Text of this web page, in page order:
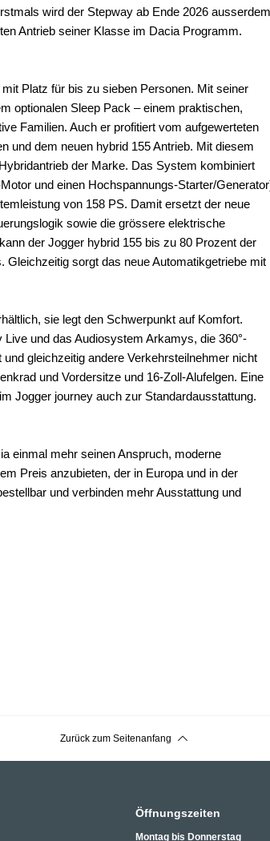
wird der Stepway ab Ende 2026 ausserdem
Antrieb seiner Klasse im Dacia Programm.
Platz für bis zu sieben Personen. Mit seiner
optionalen Sleep Pack – einem praktischen,
Familien. Auch er profitiert vom aufgewerteten
und dem neuen hybrid 155 Antrieb. Mit diesem
der Marke. Das System kombiniert
und einen Hochspannungs-Starter/
von 158 PS. Damit ersetzt der neue
sowie die grössere elektrische
der Jogger hybrid 155 bis zu 80 Prozent der
sorgt das neue Automatikgetriebe mit
sie legt den Schwerpunkt auf Komfort.
und das Audiosystem Arkamys, die 360°-
gleichzeitig andere Verkehrsteilnehmer nicht
und Vordersitze und 16-Zoll-Alufelgen. Eine
Jogger journey auch zur Standardausstattung.
einmal mehr seinen Anspruch, moderne
Preis anzubieten, der in Europa und in der
und verbinden mehr Ausstattung und
Zurück zum Seitenanfang
Öffnungszeiten
Montag bis Donnerstag